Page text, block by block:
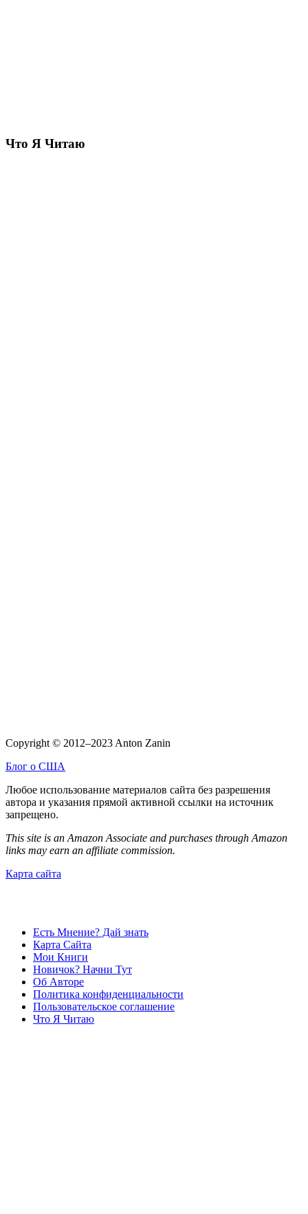
Что Я Читаю
Copyright © 2012–2023 Anton Zanin
Блог о США
Любое использование материалов сайта без разрешения
автора и указания прямой активной ссылки на источник
запрещено.
This site is an Amazon Associate and purchases through Amazon
links may earn an affiliate commission.
Карта сайта
Есть Мнение? Дай знать
Карта Сайта
Мои Книги
Новичок? Начни Тут
Об Авторе
Политика конфиденциальности
Пользовательское соглашение
Что Я Читаю